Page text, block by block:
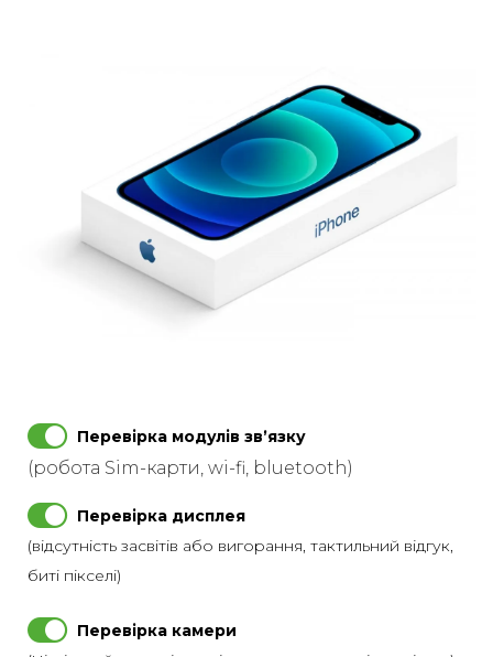
Перевірка модулів звʼязку
(робота Sim-карти, wi-fi, bluetooth)
Перевірка дисплея
(відсутність засвітів або вигорання, тактильний відгук,
биті пікселі)
Перевірка камери